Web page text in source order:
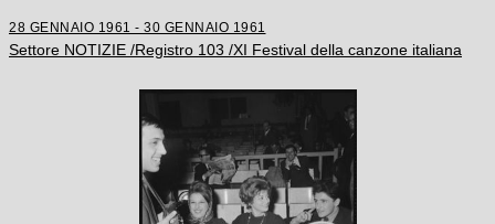
28 GENNAIO 1961 - 30 GENNAIO 1961
Settore NOTIZIE /Registro 103 /XI Festival della canzone italiana